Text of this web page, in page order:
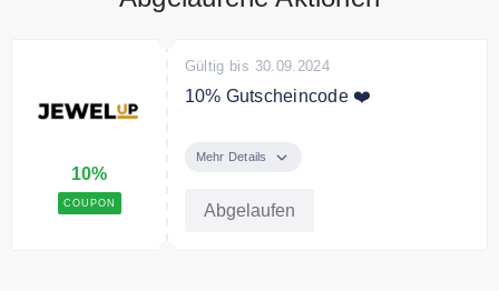
10%
COUPON
Gültig bis 30.09.2024
10% Gutscheincode ❤️
10% Rabatt auf das gesamte
Mehr Details
Abgelaufen